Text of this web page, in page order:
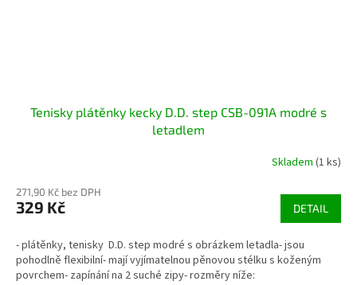
Tenisky plátěnky kecky D.D. step CSB-091A modré s
letadlem
Skladem (1 ks)
271,90 Kč bez DPH
329 Kč DETAIL
- plátěnky, tenisky D.D. step modré s obrázkem letadla- jsou
pohodlně flexibilní- mají vyjímatelnou pěnovou stélku s koženým
povrchem- zapínání na 2 suché zipy- rozměry níže: